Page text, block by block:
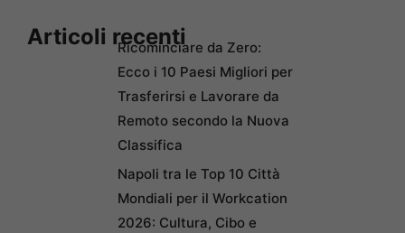
Articoli recentiRicominciare da Zero:
Ecco i 10 Paesi Migliori per
Trasferirsi e Lavorare da
Remoto secondo la Nuova
Classifica
Napoli tra le Top 10 Città
Mondiali per il Workcation
2026: Cultura, Cibo e